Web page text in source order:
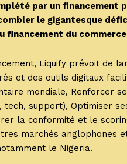
par un financement
le gigantesque
financement du
Liquify prévoit de
et des outils digitaux
mondiale, Renforcer
tech, support), Optimiser
la conformité et le
marchés anglophones
le Nigeria.